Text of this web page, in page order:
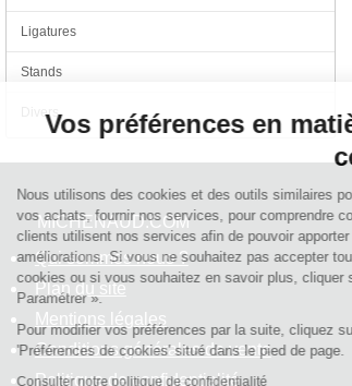
Continuer sans accepter
Vos préférences en
Nous utilisons des cookies et des outils
vos achats, fournir nos services, pour
clients utilisent nos services afin de pouvoir
améliorations. Si vous ne souhaitez pas
cookies ou si vous souhaitez en savoir plus,
Paramétrer ».
Pour modifier vos préférences par la suite,
'Préférences de cookies' situé dans le pied de
Consulter notre politique de confidentialité
Ligatures
Stands
Divers
MICHENAUD.COM
Qui sommes nous ?
Plan du site
Mentions légales
Conditions générales de vente
Politique de confidentialité